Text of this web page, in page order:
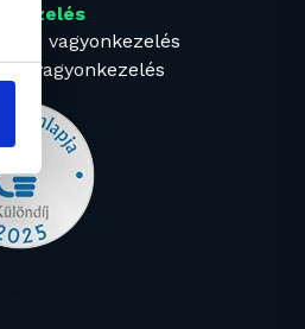
vagyonkezelés
vagyonkezelés